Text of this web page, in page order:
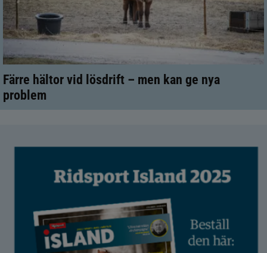
Färre hältor vid lösdrift – men kan ge nya
problem